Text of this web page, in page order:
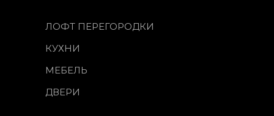
КУХНИ
ДВЕРИ
МЕБЕЛЬ
ЛОФТ ПЕРЕГОРОДКИ